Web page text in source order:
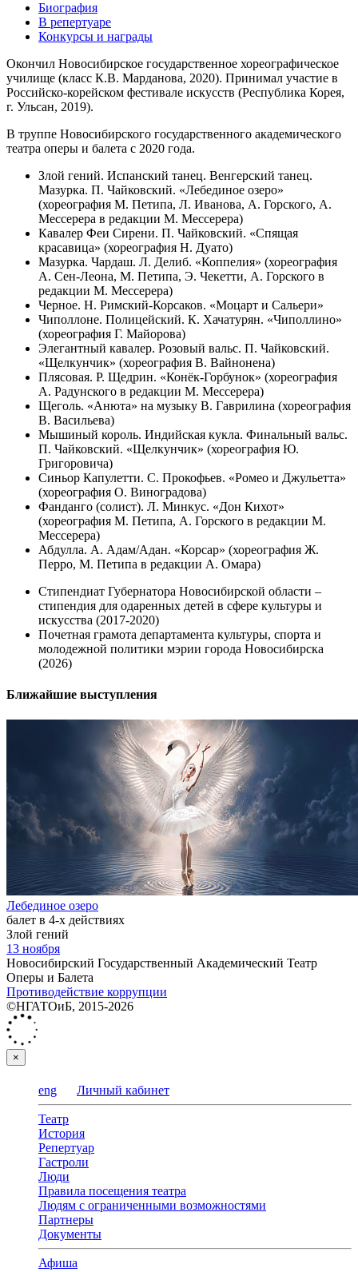
Биография
В репертуаре
Конкурсы и награды
Окончил Новосибирское государственное хореографическое
училище (класс К.В. Марданова, 2020). Принимал участие в
Российско-корейском фестивале искусств (Республика Корея,
г. Ульсан, 2019).
В труппе Новосибирского государственного академического
театра оперы и балета с 2020 года.
Злой гений. Испанский танец. Венгерский танец.
Мазурка. П. Чайковский. «Лебединое озеро»
(хореография М. Петипа, Л. Иванова, А. Горского, А.
Мессерера в редакции М. Мессерера)
Кавалер Феи Сирени. П. Чайковский. «Спящая
красавица» (хореография Н. Дуато)
Мазурка. Чардаш. Л. Делиб. «Коппелия» (хореография
А. Сен-Леона, М. Петипа, Э. Чекетти, А. Горского в
редакции М. Мессерера)
Черное. Н. Римский-Корсаков. «Моцарт и Сальери»
Чиполлоне. Полицейский. К. Хачатурян. «Чиполлино»
(хореография Г. Майорова)
Элегантный кавалер. Розовый вальс. П. Чайковский.
«Щелкунчик» (хореография В. Вайнонена)
Плясовая. Р. Щедрин. «Конёк-Горбунок» (хореография
А. Радунского в редакции М. Мессерера)
Щеголь. «Анюта» на музыку В. Гаврилина (хореография
В. Васильева)
Мышиный король. Индийская кукла. Финальный вальс.
П. Чайковский. «Щелкунчик» (хореография Ю.
Григоровича)
Синьор Капулетти. С. Прокофьев. «Ромео и Джульетта»
(хореография О. Виноградова)
Фанданго (солист). Л. Минкус. «Дон Кихот»
(хореография М. Петипа, А. Горского в редакции М.
Мессерера)
Абдулла. А. Адам/Адан. «Корсар» (хореография Ж.
Перро, М. Петипа в редакции А. Омара)
Стипендиат Губернатора Новосибирской области –
стипендия для одаренных детей в сфере культуры и
искусства (2017-2020)
Почетная грамота департамента культуры, спорта и
молодежной политики мэрии города Новосибирска
(2026)
Ближайшие выступления
Лебединое озеро
балет в 4-х действиях
Злой гений
13 ноября
Новосибирский Государственный Академический Театр
Оперы и Балета
Противодействие коррупции
©НГАТОиБ, 2015-2026
×
eng Личный кабинет
Театр
История
Репертуар
Гастроли
Люди
Правила посещения театра
Людям с ограниченными возможностями
Партнеры
Документы
Афиша